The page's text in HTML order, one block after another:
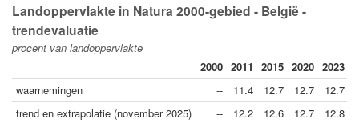
Landoppervlakte in Natura 2000-gebied - België -
trendevaluatie
procent van landoppervlakte
2000 2011 2015 2020 2023
waarnemingen
-- 11.4 12.7 12.7
12.7
trend en extrapolatie (november 2025)
-- 12.2 12.6 12.7 12.8